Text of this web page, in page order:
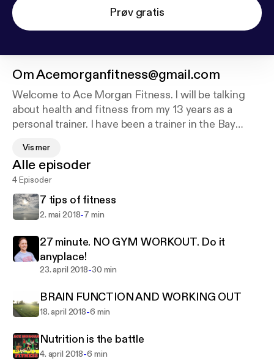
Prøv gratis
OmAcemorganfitness@gmail.com
Welcome to Ace Morgan Fitness. I will be talking
about health and fitness from my 13 years as a
personal trainer. I have been a trainer in the Bay
Each episode will be full of tips, encouragement,
support. Move better feel great!
Vis mer
Alle episoder
4 Episoder
7 tips of fitness
2. mai 2018-7 min
27 minute. NO GYM WORKOUT. Do it
anyplace!
23. april 2018-30 min
BRAIN FUNCTION AND WORKING OUT
18. april 2018-6 min
Nutrition is the battle
4. april 2018-6 min